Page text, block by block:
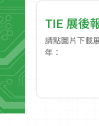
TIE 展後
請點圖片下載
年：